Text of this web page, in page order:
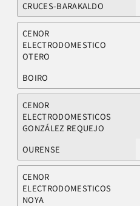
CRUCES-BARAKALDO
CENOR
ELECTRODOMESTICO
OTERO
BOIRO
CENOR
ELECTRODOMESTICOS
GONZÁLEZ REQUEJO
OURENSE
CENOR
ELECTRODOMESTICOS
NOYA